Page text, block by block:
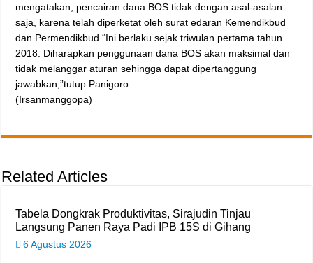
mengatakan, pencairan dana BOS tidak dengan asal-asalan
saja, karena telah diperketat oleh surat edaran Kemendikbud
dan Permendikbud.“Ini berlaku sejak triwulan pertama tahun
2018. Diharapkan penggunaan dana BOS akan maksimal dan
tidak melanggar aturan sehingga dapat dipertanggung
jawabkan,”tutup Panigoro.
(Irsanmanggopa)
Related Articles
Tabela Dongkrak Produktivitas, Sirajudin Tinjau
Langsung Panen Raya Padi IPB 15S di Gihang
6 Agustus 2026